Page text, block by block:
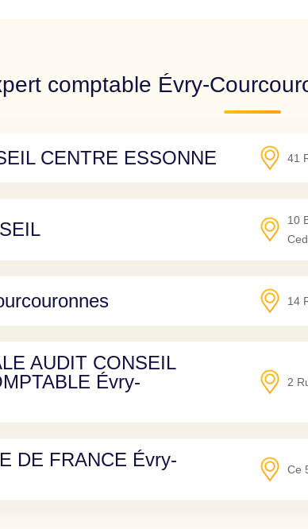
comptable Évry-
CENTRE ESSONNE 41
10
14
AUDIT CONSEIL
Évry-
2
DE FRANCE Évry-
Ce